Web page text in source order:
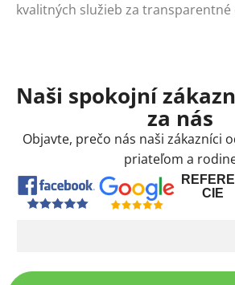
kvalitných služieb za transparentné
Naši spokojní
za nás
Objavte, prečo nás naši zákazníci
priateľom a
CIE